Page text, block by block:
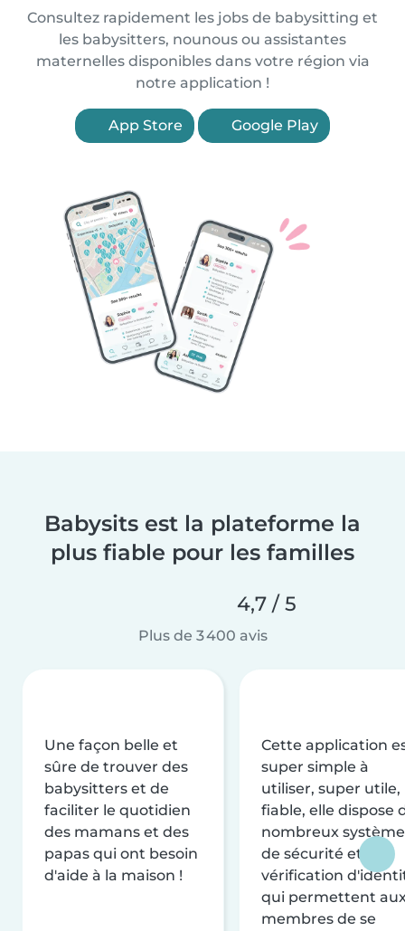
Consultez rapidement les jobs de babysitting et
les babysitters, nounous ou assistantes
maternelles disponibles dans votre région via
notre application !
App Store Google Play
Babysits est la plateforme la
plus fiable pour les familles
4,7 / 5
Plus de 3 400 avis
Une façon belle et
sûre de trouver des
babysitters et de
faciliter le quotidien
des mamans et des
papas qui ont besoin
d'aide à la maison !
Cette application
super simple à
utiliser, super utile,
fiable, elle dispose
nombreux
de sécurité et de
vérification
qui permettent
membres de se